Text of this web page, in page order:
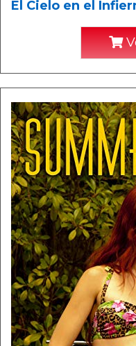
El Cielo en el